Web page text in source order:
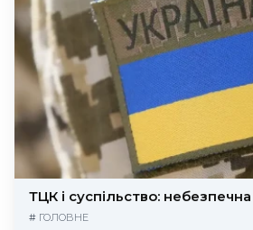
ТЦК і суспільство:
# ГОЛОВНЕ